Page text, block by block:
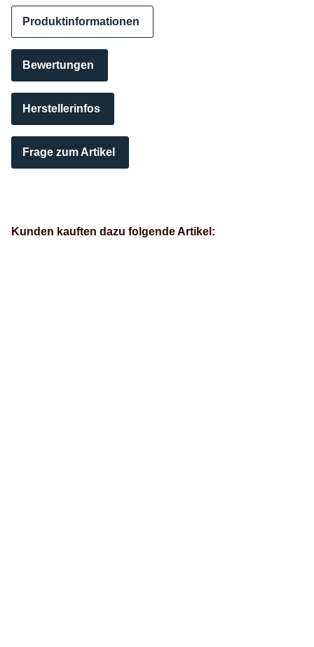
Produktinformationen
Bewertungen
Herstellerinfos
Frage zum Artikel
Kunden kauften dazu folgende Artikel: